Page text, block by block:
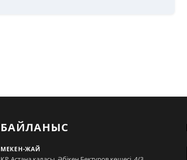
БАЙЛАНЫС
МЕКЕН-ЖАЙ